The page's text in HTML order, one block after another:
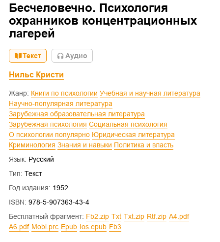
Бесчеловечно. Психология
охранников концентрационных
лагерей
Текст Aудио
Нильс Кристи
Жанр: Книги по психологии
Учебная и научная литература
Научно-популярная литература
Зарубежная образовательная литература
Зарубежная психология
Социальная психология
О психологии популярно
Юридическая литература
Криминология
Знания и навыки
Политика и власть
Язык: Русский
Тип: Текст
Год издания: 1952
ISBN: 978-5-907363-43-4
Бесплатный фрагмент:
fb2.zip txt txt.zip rtf.zip
a4.pdf
a6.pdf
mobi.prc epub ios.epub fb3